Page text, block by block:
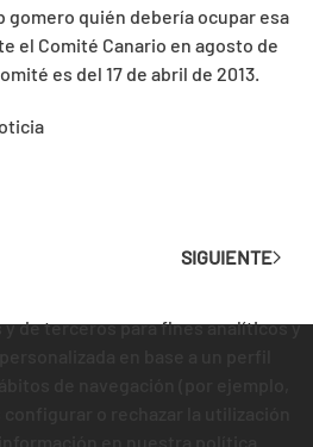
gomero quién debería ocupar esa
el Comité Canario en agosto de
es del 17 de abril de 2013.
SIGUIENTE
de terceros para fines analíticos y
de navegación (por ejemplo,
configurar o rechazar la utilización